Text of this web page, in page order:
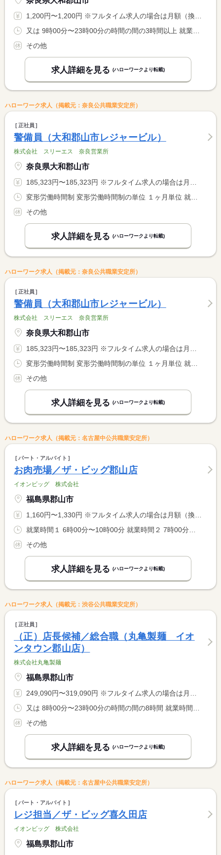
1,200円〜1,200円 ※フルタイム求人の場合は月額（換算額）、パート求人の場合は時間額を表示しています。
又は 9時00分〜23時00分の時間の間の3時間以上 就業時間に関する特記事項 休憩時間は１日６時間以上の勤務がある場合
その他
求人詳細を見る (ハローワークより転載)
ハローワーク求人（掲載元：奈良公共職業安定所）
正社員
警備員（大和郡山市レジャービル）
株式会社 スリーエス 奈良営業所
奈良県大和郡山市
185,323円〜185,323円 ※フルタイム求人の場合は月額（換算額）、パート求人の場合は時間額を表示しています。
変形労働時間制 変形労働時間制の単位 １ヶ月単位 就業時間１ 9時00分〜22時30分 就業時間２ 9時30分〜22時30分 就業時間３ 10時00分〜22時30分 就業時間に関する特記事項 （４）２１時００分〜 ９時００分 <BR> （５）２１時００分〜１０時００分 <BR> <BR> ※実働平均１７３時間／月
その他
求人詳細を見る (ハローワークより転載)
ハローワーク求人（掲載元：奈良公共職業安定所）
正社員
警備員（大和郡山市レジャービル）
株式会社 スリーエス 奈良営業所
奈良県大和郡山市
185,323円〜185,323円 ※フルタイム求人の場合は月額（換算額）、パート求人の場合は時間額を表示しています。
変形労働時間制 変形労働時間制の単位 １ヶ月単位 就業時間１ 9時00分〜22時00分 就業時間２ 9時30分〜22時30分 就業時間３ 10時00分〜22時30分 就業時間に関する特記事項 （４）２１時００分〜 ９時００分 <BR> （５）２１時００分〜１０時００分 <BR> <BR> ※実働平均１７３時間／月
その他
求人詳細を見る (ハローワークより転載)
ハローワーク求人（掲載元：名古屋中公共職業安定所）
パート・アルバイト
お肉売場／ザ・ビッグ郡山店
イオンビッグ 株式会社
福島県郡山市
1,160円〜1,330円 ※フルタイム求人の場合は月額（換算額）、パート求人の場合は時間額を表示しています。
就業時間１ 6時00分〜10時00分 就業時間２ 7時00分〜11時00分
その他
求人詳細を見る (ハローワークより転載)
ハローワーク求人（掲載元：渋谷公共職業安定所）
正社員
（正）店長候補／総合職（丸亀製麺 イオ
ンタウン郡山店）
株式会社丸亀製麺
福島県郡山市
249,090円〜319,090円 ※フルタイム求人の場合は月額（換算額）、パート求人の場合は時間額を表示しています。
又は 8時00分〜23時00分の時間の間の8時間 就業時間に関する特記事項 店舗によっては上記以外の始業時間・終業時間もあります（実働８ <BR> 時間）
その他
求人詳細を見る (ハローワークより転載)
ハローワーク求人（掲載元：名古屋中公共職業安定所）
パート・アルバイト
レジ担当／ザ・ビッグ喜久田店
イオンビッグ 株式会社
福島県郡山市